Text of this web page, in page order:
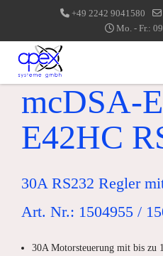
+49 2242 9041580
Mo. - Fr.:
mcDSA-
E42HC
30A RS232 Regler
Art. Nr.: 1504955 /
30A Motorsteuerung mit bis zu